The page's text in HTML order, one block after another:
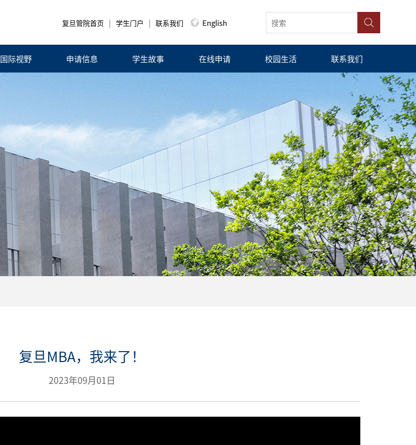
复旦管院首页 | 学生门户 | 联系我们 English
国际视野 申请信息 学生故事 在线申请 校园生活 联系我们
复旦MBA，我来了！
2023年09月01日